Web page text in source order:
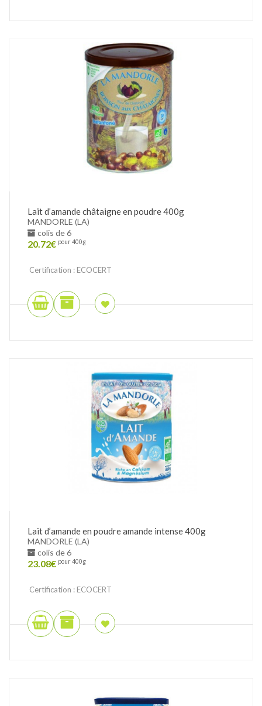
Lait d’amande châtaigne en poudre 400g
MANDORLE (LA)
colis de 6
20.72€ pour 400g
Certification : ECOCERT
Lait d’amande en poudre amande intense 400g
MANDORLE (LA)
colis de 6
23.08€ pour 400g
Certification : ECOCERT